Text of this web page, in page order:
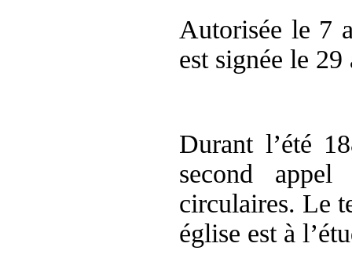
Autorisée le 7
est signée le
Durant l’été
second
circulaires. Le
église est à